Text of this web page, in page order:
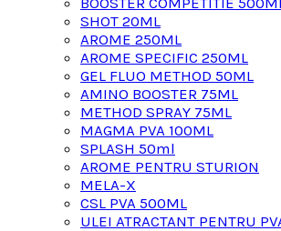
SHOT 20ML
AROME 250ML
AROME SPECIFIC 250ML
GEL FLUO METHOD 50ML
AMINO BOOSTER 75ML
METHOD SPRAY 75ML
MAGMA PVA 100ML
SPLASH 50ml
AROME PENTRU STURION
MELA-X
CSL PVA 500ML
ULEI ATRACTANT PENTRU